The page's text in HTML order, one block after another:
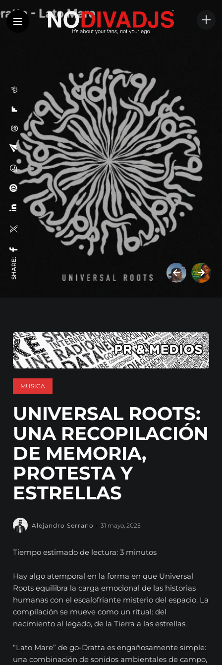
SHARE:
MUSICA
UNIVERSAL ROOTS:
UNA RECOPILACIÓN
DE MEMORIA,
PROTESTA Y
ESTRELLAS
Alejandro Serrano 31 mayo, 2025
Tiempo estimado de lectura: 3 minutos
Hay algo atemporal en la forma en que Universal
Roots equilibra la carga emocional de las historias
humanas con el escalofriante misterio del espacio. La
compilación se mueve como un ritual: del
nacimiento al legado, de la Tierra a las estrellas.
“Lato Mare” de go-Dratta es engañosamente simple:
una combinación de sonidos ambientales de campo,